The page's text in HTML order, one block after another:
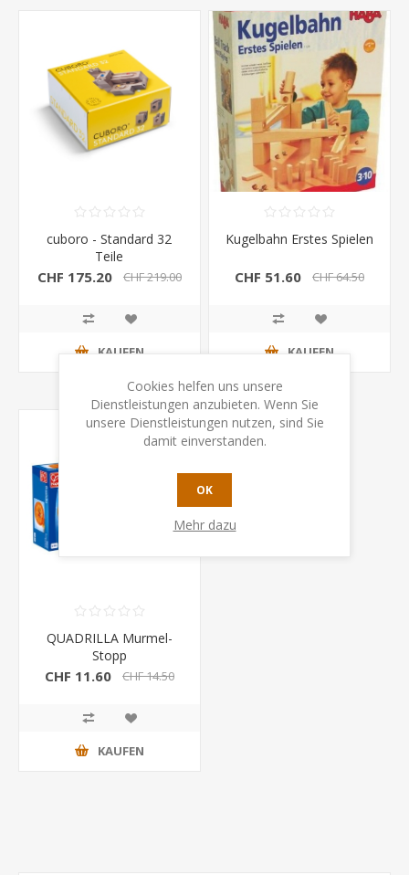
cuboro - Standard 32
Teile
CHF 175.20 CHF 219.00
KAUFEN
Kugelbahn Erstes Spielen
CHF 51.60 CHF 64.50
KAUFEN
QUADRILLA Murmel-
Stopp
CHF 11.60 CHF 14.50
KAUFEN
Cookies helfen uns unsere
Dienstleistungen anzubieten. Wenn Sie
unsere Dienstleistungen nutzen, sind Sie
damit einverstanden.
OK
Mehr dazu